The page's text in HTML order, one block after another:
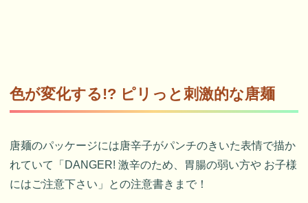
色が変化する!? ピリっと刺激的な唐麺
唐麺のパッケージには唐辛子がパンチのきいた表情で描か
れていて「DANGER! 激辛のため、胃腸の弱い方や お子様
にはご注意下さい」との注意書きまで！